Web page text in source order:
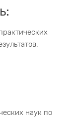
наук по